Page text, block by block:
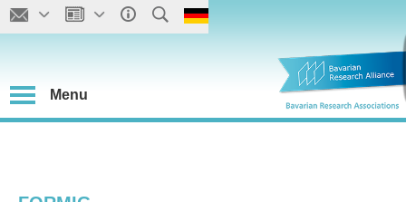
Menu